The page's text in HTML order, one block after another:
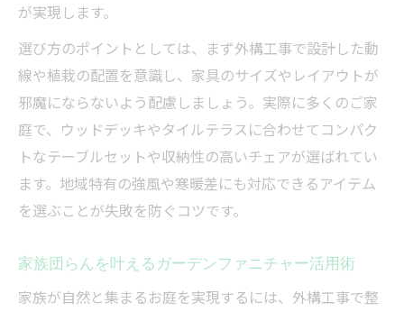
が実現します。
選び方のポイントとしては、まず外構工事で設計した動
線や植栽の配置を意識し、家具のサイズやレイアウトが
邪魔にならないよう配慮しましょう。実際に多くのご家
庭で、ウッドデッキやタイルテラスに合わせてコンパク
トなテーブルセットや収納性の高いチェアが選ばれてい
ます。地域特有の強風や寒暖差にも対応できるアイテム
を選ぶことが失敗を防ぐコツです。
家族団らんを叶えるガーデンファニチャー活用術
家族が自然と集まるお庭を実現するには、外構工事で整